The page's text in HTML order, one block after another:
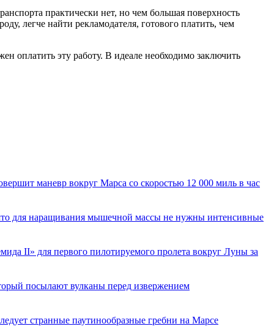
практически нет, но чем большая поверхность
легче найти рекламодателя, готового платить, чем
оплатить эту работу. В идеале необходимо заключить
маневр вокруг Марса со скоростью 12 000 миль в час
для наращивания мышечной массы не нужны интенсивные
II» для первого пилотируемого пролета вокруг Луны за
посылают вулканы перед извержением
странные паутинообразные гребни на Марсе